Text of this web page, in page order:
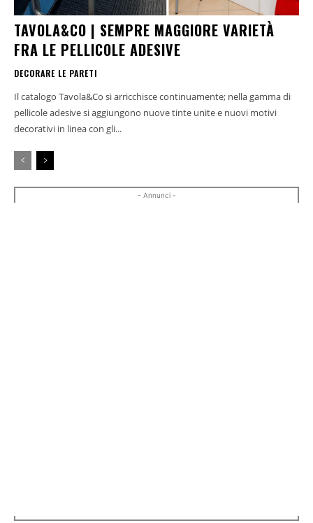
TAVOLA&CO | SEMPRE MAGGIORE VARIETÀ
FRA LE PELLICOLE ADESIVE
DECORARE LE PARETI
Il catalogo Tavola&Co si arricchisce continuamente; nella gamma di
pellicole adesive si aggiungono nuove tinte unite e nuovi motivi
decorativi in linea con gli...
- Annunci -